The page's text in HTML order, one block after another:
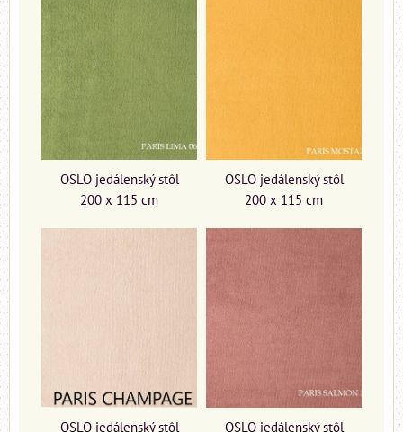
OSLO jedálenský stôl
200 x 115 cm
OSLO jedálenský stôl
200 x 115 cm
OSLO jedálenský stôl
OSLO jedálenský stôl